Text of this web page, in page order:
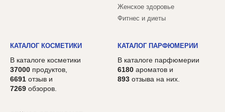
Женское здоровье
Фитнес и диеты
КАТАЛОГ КОСМЕТИКИ
В каталоге косметики
37000 продуктов,
6691 отзыв и
7269 обзоров.
КАТАЛОГ ПАРФЮМЕРИИ
В каталоге парфюмерии
6180 ароматов и
893 отзыва на них.